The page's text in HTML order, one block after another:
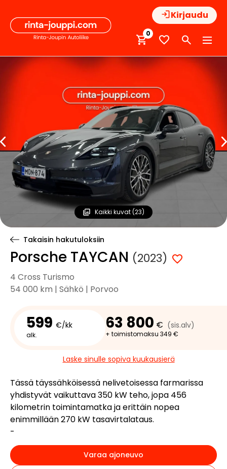
sisältöön
Kirjaudu
0
Kaikki kuvat (23)
Takaisin hakutuloksiin
Porsche TAYCAN (2023)
4 Cross Turismo
54 000 km | Sähkö | Porvoo
599 €/kk
alk.
63 800 € (sis.alv)
+ toimistomaksu 349 €
Laske sinulle sopiva kuukausierä
Tässä täyssähköisessä nelivetoisessa farmarissa
yhdistyvät vaikuttava 350 kW teho, jopa 456
kilometrin toimintamatka ja erittäin nopea
enimmillään 270 kW tasavirtalataus.
-
Varaa ajoneuvo